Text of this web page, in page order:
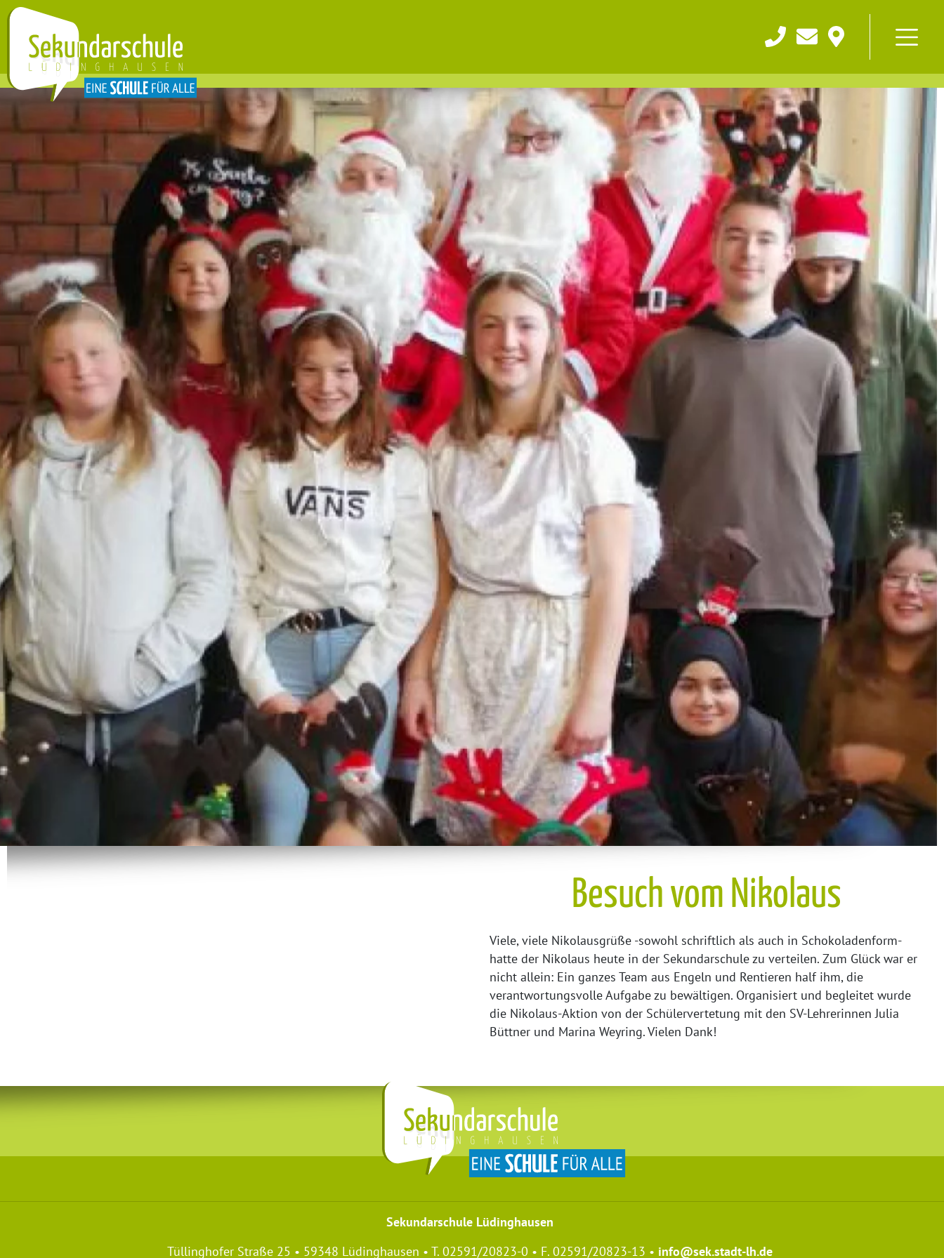
Besuch vom Nikolaus
Viele, viele Nikolausgrüße -sowohl schriftlich als auch in Schokoladenform-
hatte der Nikolaus heute in der Sekundarschule zu verteilen. Zum Glück war er
nicht allein: Ein ganzes Team aus Engeln und Rentieren half ihm, die
verantwortungsvolle Aufgabe zu bewältigen. Organisiert und begleitet wurde
die Nikolaus-Aktion von der Schülervertetung mit den SV-Lehrerinnen Julia
Büttner und Marina Weyring. Vielen Dank!
Sekundarschule Lüdinghausen
Tüllinghofer Straße 25 • 59348 Lüdinghausen • T. 02591/20823-0 • F. 02591/20823-13 • info@sek.stadt-lh.de